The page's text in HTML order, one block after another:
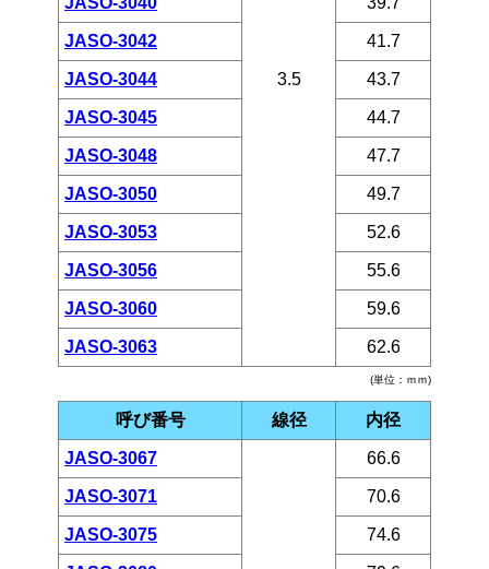
(単位：ｍｍ)
3.5
JASO-3042 41.7
JASO-3044 43.7
JASO-3045 44.7
JASO-3048 47.7
JASO-3050 49.7
JASO-3053 52.6
JASO-3056 55.6
JASO-3060 59.6
JASO-3063 62.6
呼び番号 線径 内径
JASO-3067 66.6
JASO-3071 70.6
JASO-3075 74.6